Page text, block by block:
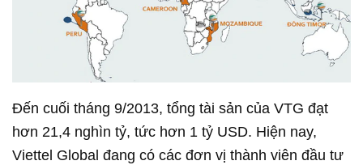
Đến cuối tháng 9/2013, tổng tài sản của VTG đạt
hơn 21,4 nghìn tỷ, tức hơn 1 tỷ USD. Hiện nay,
Viettel Global đang có các đơn vị thành viên đầu tư